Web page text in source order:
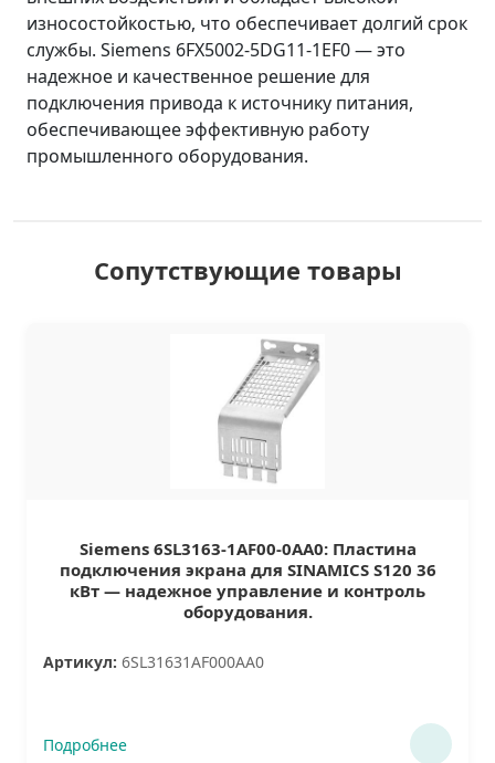
износостойкостью, что обеспечивает долгий срок
службы. Siemens 6FX5002-5DG11-1EF0 — это
надежное и качественное решение для
подключения привода к источнику питания,
обеспечивающее эффективную работу
промышленного оборудования.
Сопутствующие товары
Siemens 6SL3163-1AF00-0AA0: Пластина
подключения экрана для SINAMICS S120 36
кВт — надежное управление и контроль
оборудования.
Артикул: 6SL31631AF000AA0
Подробнее